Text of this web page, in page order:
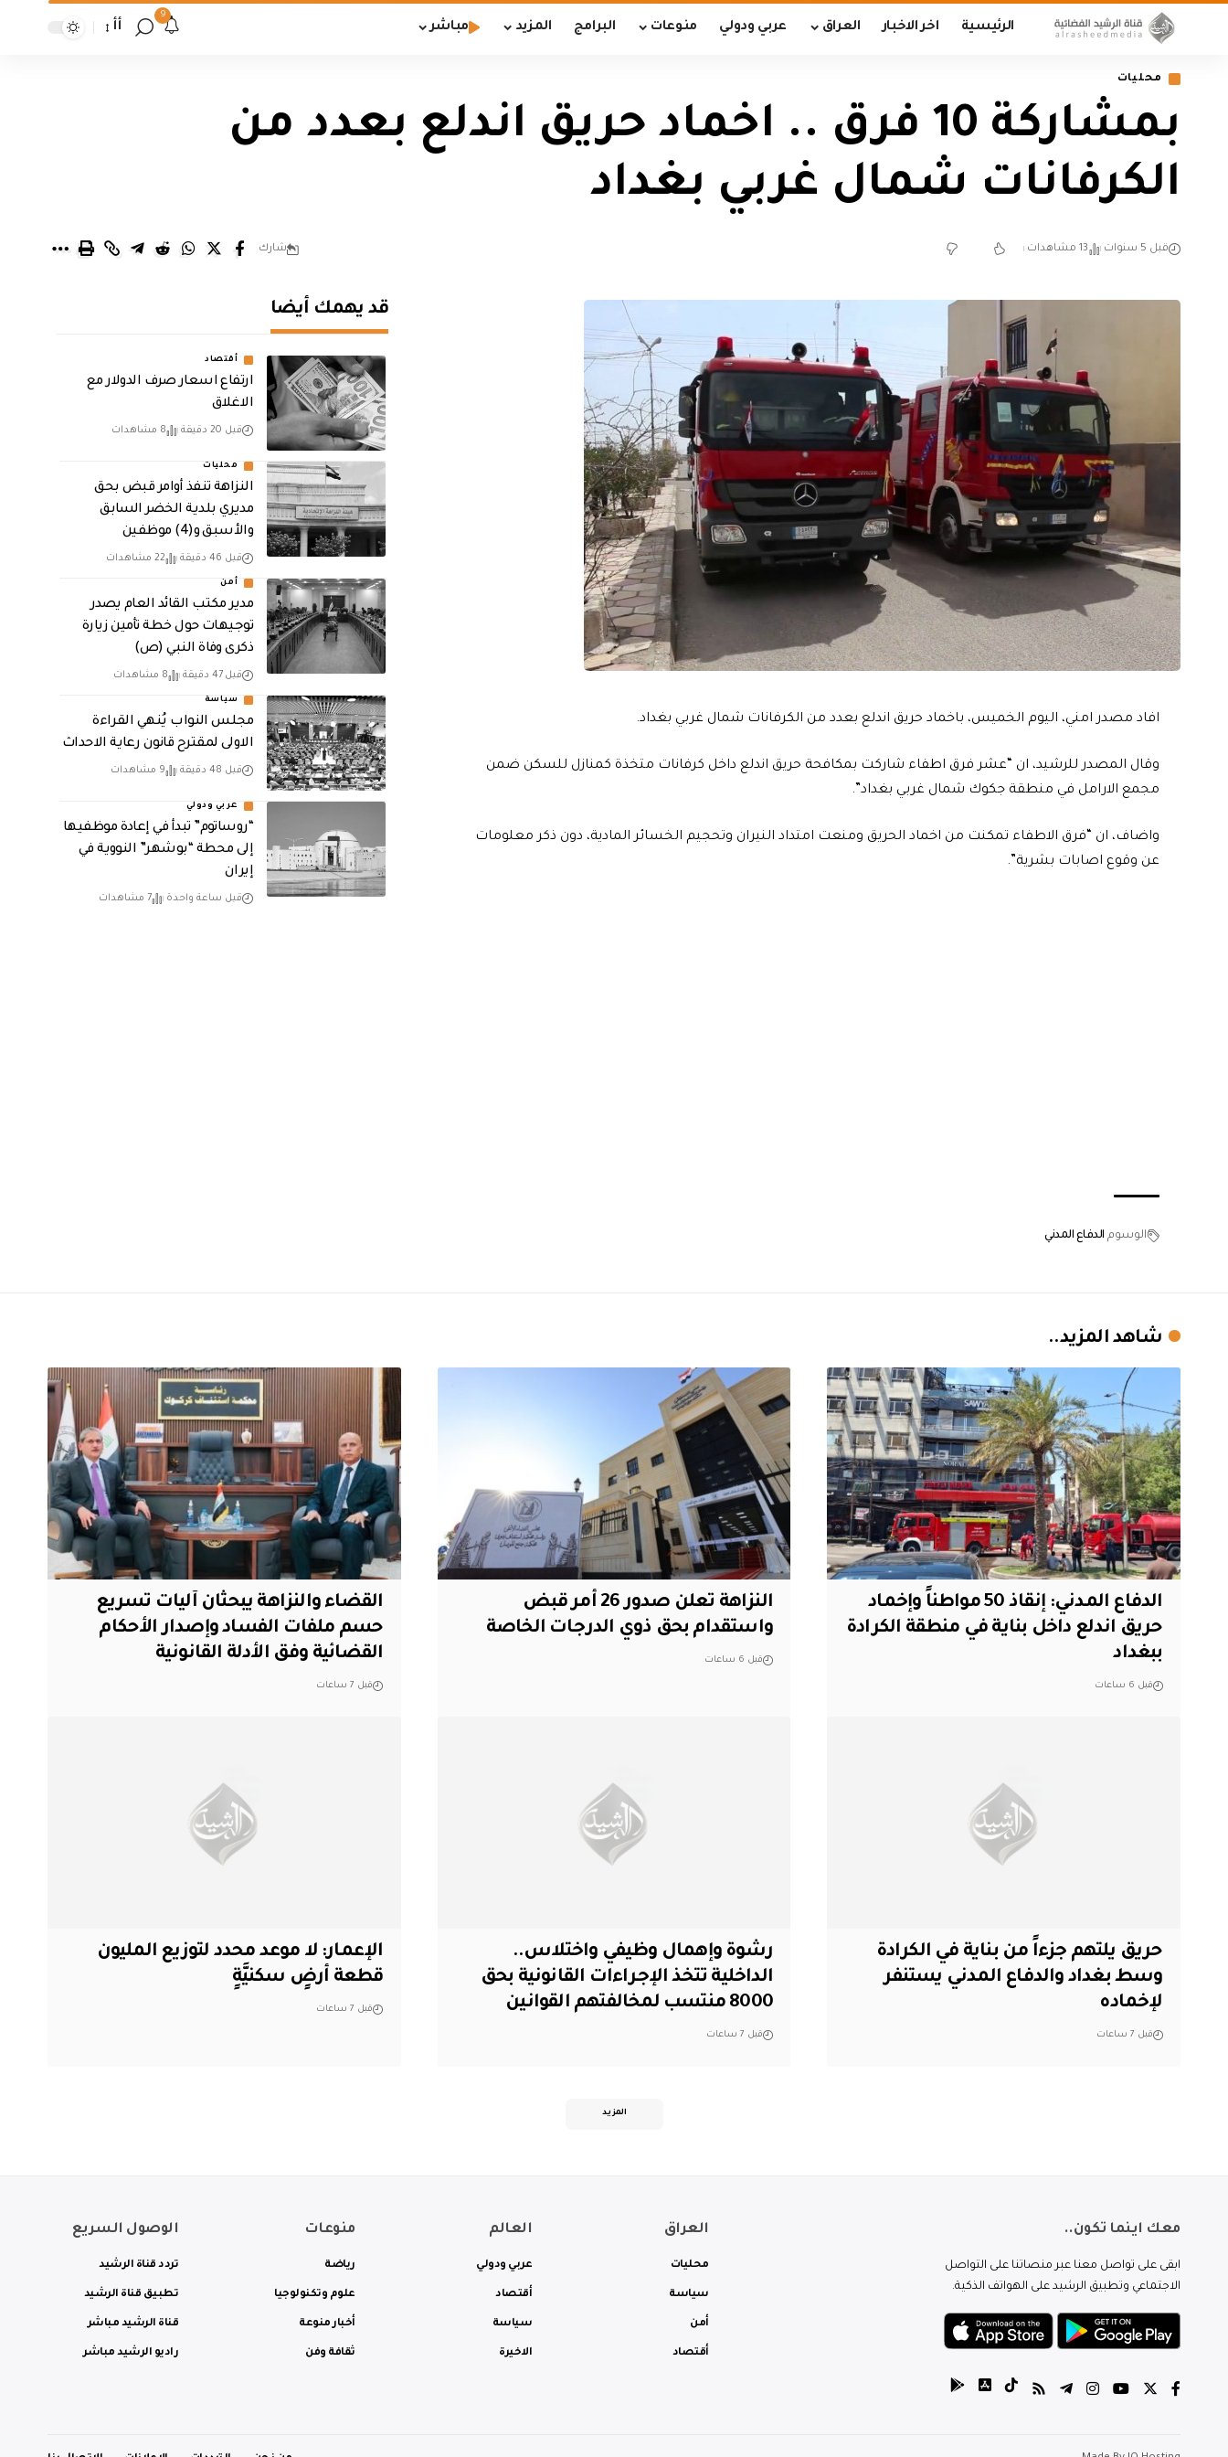
الرئيسية اخر الاخبار العراق عربي ودولي منوعات البرامج المزيد مباشر
9
أأ
محليات
بمشاركة 10 فرق .. اخماد حريق اندلع بعدد من
الكرفانات شمال غربي بغداد
قبل 5 سنوات 13 مشاهدات شارك
افاد مصدر امني، اليوم الخميس، باخماد حريق اندلع بعدد من الكرفانات شمال غربي بغداد.
وقال المصدر للرشيد، ان “عشر فرق اطفاء شاركت بمكافحة حريق اندلع داخل كرفانات متخذة كمنازل للسكن ضمن
مجمع الارامل في منطقة جكوك شمال غربي بغداد”.
واضاف، ان “فرق الاطفاء تمكنت من اخماد الحريق ومنعت امتداد النيران وتحجيم الخسائر المادية، دون ذكر معلومات
عن وقوع اصابات بشرية”.
الوسوم الدفاع المدني
قد يهمك أيضا
أقتصاد
ارتفاع اسعار صرف الدولار مع
الاغلاق
قبل 20 دقيقة 8 مشاهدات
محليات
النزاهة تنفذ أوامر قبض بحق
مديري بلدية الخضر السابق
والأسبق و(4) موظفين
قبل 46 دقيقة 22 مشاهدات
أمن
مدير مكتب القائد العام يصدر
توجيهات حول خطة تأمين زيارة
ذكرى وفاة النبي (ص)
قبل 47 دقيقة 8 مشاهدات
سياسة
مجلس النواب يُنهي القراءة
الاولى لمقترح قانون رعاية الاحداث
قبل 48 دقيقة 9 مشاهدات
عربي ودولي
“روساتوم” تبدأ في إعادة موظفيها
إلى محطة “بوشهر” النووية في
إيران
قبل ساعة واحدة 7 مشاهدات
شاهد المزيد..
الدفاع المدني: إنقاذ 50 مواطناً وإخماد
حريق اندلع داخل بناية في منطقة الكرادة
ببغداد
قبل 6 ساعات
النزاهة تعلن صدور 26 أمر قبض
واستقدام بحق ذوي الدرجات الخاصة
قبل 6 ساعات
القضاء والنزاهة يبحثان آليات تسريع
حسم ملفات الفساد وإصدار الأحكام
القضائية وفق الأدلة القانونية
قبل 7 ساعات
حريق يلتهم جزءاً من بناية في الكرادة
وسط بغداد والدفاع المدني يستنفر
لإخماده
قبل 7 ساعات
رشوة وإهمال وظيفي واختلاس..
الداخلية تتخذ الإجراءات القانونية بحق
8000 منتسب لمخالفتهم القوانين
قبل 7 ساعات
الإعمار: لا موعد محدد لتوزيع المليون
قطعة أرضٍ سكنيَّةٍ
قبل 7 ساعات
المزيد
معك اينما تكون..
ابقى على تواصل معنا عبر منصاتنا على التواصل
الاجتماعي وتطبيق الرشيد على الهواتف الذكية.
العراق
محليات
سياسة
أمن
أقتصاد
العالم
عربي ودولي
أقتصاد
سياسة
الاخيرة
منوعات
رياضة
علوم وتكنولوجيا
أخبار منوعة
ثقافة وفن
الوصول السريع
تردد قناة الرشيد
تطبيق قناة الرشيد
قناة الرشيد مباشر
راديو الرشيد مباشر